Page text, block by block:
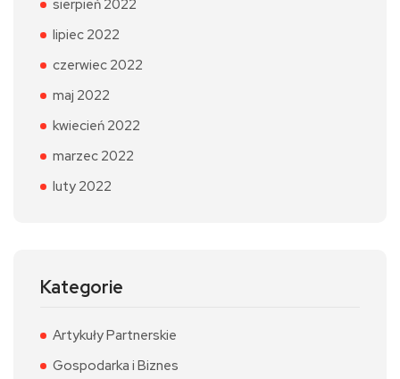
sierpień 2022
lipiec 2022
czerwiec 2022
maj 2022
kwiecień 2022
marzec 2022
luty 2022
Kategorie
Artykuły Partnerskie
Gospodarka i Biznes